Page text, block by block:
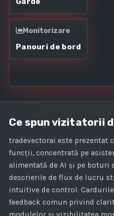
Monitorizare
Panouri de bord
Ce spun vizitatorii
tradevectorai este prezentat
funcții, concentrată pe
alimentată de AI și pe boturi
descrierile de flux de lucru
intuitive de control.
feedback comun privind